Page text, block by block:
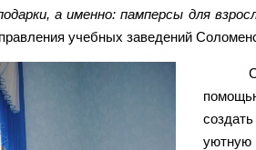
а именно: памперсы для
учебных заведений